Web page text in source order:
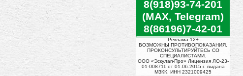
8(918)93-74-201
(MAX, Telegram)
8(86196)7-42-01
Реклама 12+
ВОЗМОЖНЫ ПРОТИВОПОКАЗАНИЯ.
ПРОКОНСУЛЬТИРУЙТЕСЬ СО
СПЕЦИАЛИСТАМИ.
ООО «Эскулап-Про» Лицензия ЛО-23-
01-008711 от 01.06.2015 г. выдана
МЗКК. ИНН 2321009425